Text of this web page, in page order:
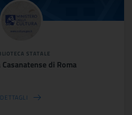
STATALE
di Roma
DETTAGLI